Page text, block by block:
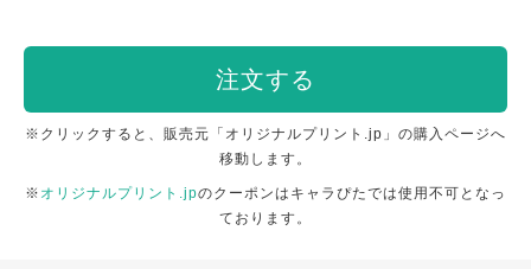
注文する
※クリックすると、販売元「オリジナルプリント.jp」の購入ページへ
移動します。
※ オリジナルプリント.jpのクーポンはキャラぴたでは使用不可となっ
ております。